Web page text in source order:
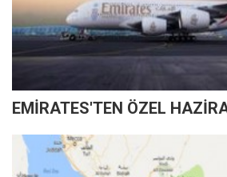
EMİRATES'TEN ÖZEL